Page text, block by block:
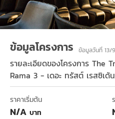
ข้อมูลโครงการ ข้อมูลวันที่ 13/
รายละเอียดของโครงการ The
Rama 3 - เดอะ ทรัสต์ เรสซิเด้
ราคาเริ่มต้น
N/A บาท